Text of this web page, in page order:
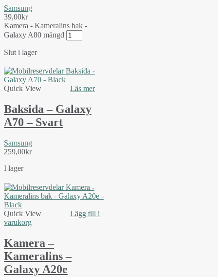
Samsung
39,00kr
Kamera - Kameralins bak -
Galaxy A80 mängd
Slut i lager
Quick View Läs mer
Baksida – Galaxy
A70 – Svart
Samsung
259,00kr
I lager
Quick View
Lägg till i
varukorg
Kamera –
Kameralins –
Galaxy A20e